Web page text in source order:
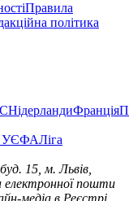
Правила
політика
НідерландиФранція
УЄФАЛіга
15, м. Львів,
електронної пошти